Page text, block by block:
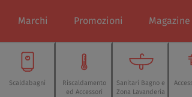
Marchi Promozioni Magazine
Scaldabagni
Riscaldamento
ed Accessori
Sanitari Bagno e
Zona Lavanderia